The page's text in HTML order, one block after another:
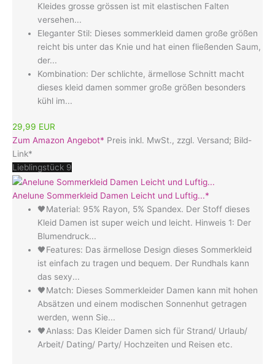
Kleides grosse grössen ist mit elastischen Falten
versehen...
Eleganter Stil: Dieses sommerkleid damen große größen
reicht bis unter das Knie und hat einen fließenden Saum,
der...
Kombination: Der schlichte, ärmellose Schnitt macht
dieses kleid damen sommer große größen besonders
kühl im...
29,99 EUR
Zum Amazon Angebot* Preis inkl. MwSt., zzgl. Versand; Bild-
Link*
Lieblingstück 9
Anelune Sommerkleid Damen Leicht und Luftig...*
🖤Material: 95% Rayon, 5% Spandex. Der Stoff dieses
Kleid Damen ist super weich und leicht. Hinweis 1: Der
Blumendruck...
🖤Features: Das ärmellose Design dieses Sommerkleid
ist einfach zu tragen und bequem. Der Rundhals kann
das sexy...
🖤Match: Dieses Sommerkleider Damen kann mit hohen
Absätzen und einem modischen Sonnenhut getragen
werden, wenn Sie...
🖤Anlass: Das Kleider Damen sich für Strand/ Urlaub/
Arbeit/ Dating/ Party/ Hochzeiten und Reisen etc.